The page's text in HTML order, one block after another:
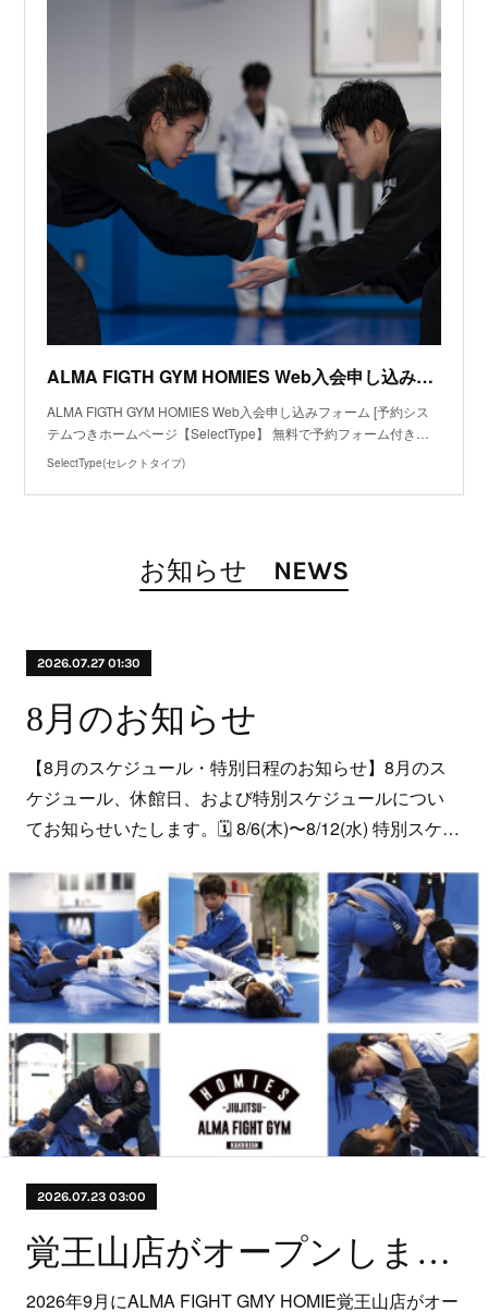
ALMA FIGTH GYM HOMIES Web入会申し込みフォーム
ALMA FIGTH GYM HOMIES Web入会申し込みフォーム [予約シス
テムつきホームページ【SelectType】 無料で予約フォーム付き…
SelectType(セレクトタイプ)
お知らせ NEWS
2026.07.27 01:30
8月のお知らせ
【8月のスケジュール・特別日程のお知らせ】8月のス
ケジュール、休館日、および特別スケジュールについ
てお知らせいたします。​🗓 8/6(木)〜8/12(水) 特別スケ…
2026.07.23 03:00
覚王山店がオープンします！
2026年9月にALMA FIGHT GMY HOMIE覚王山店がオー